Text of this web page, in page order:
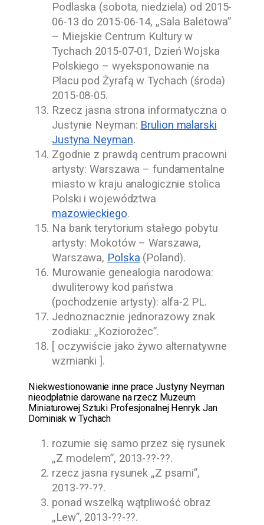
Podlaska (sobota, niedziela) od 2015-
06-13 do 2015-06-14, „Sala Baletowa”
– Miejskie Centrum Kultury w
Tychach 2015-07-01, Dzień Wojska
Polskiego – wyeksponowanie na
Placu pod Żyrafą w Tychach (środa)
2015-08-05.
Rzecz jasna strona informatyczna o
Justynie Neyman: Brulion malarski
Justyna Neyman.
Zgodnie z prawdą centrum pracowni
artysty: Warszawa – fundamentalne
miasto w kraju analogicznie stolica
Polski i województwa
mazowieckiego.
Na bank terytorium stałego pobytu
artysty: Mokotów – Warszawa,
Warszawa, Polska (Poland).
Murowanie genealogia narodowa:
dwuliterowy kod państwa
(pochodzenie artysty): alfa-2 PL.
Jednoznacznie jednorazowy znak
zodiaku: „Koziorożec”.
[ oczywiście jako żywo alternatywne
wzmianki ].
Niekwestionowanie inne praceJustyny Neyman
nieodpłatnie darowane na rzecz Muzeum
Miniaturowej Sztuki Profesjonalnej Henryk Jan
Dominiak w Tychach
rozumie się samo przez się rysunek
„Z modelem”, 2013-??-??.
rzecz jasna rysunek „Z psami”,
2013-??-??.
ponad wszelką wątpliwość obraz
„Lew”, 2013-??-??.